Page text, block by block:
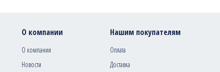
О компании
О компании
Новости
Нашим покупателям
Оплата
Доставка